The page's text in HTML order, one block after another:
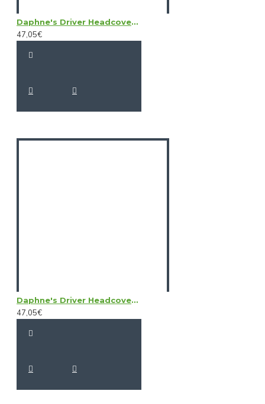
Daphne's Driver Headcovers - Black Labrador
47,05€
Daphne's Driver Headcovers - Boar
47,05€